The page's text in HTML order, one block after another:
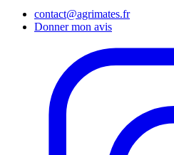
contact@agrimates.fr
Donner mon avis